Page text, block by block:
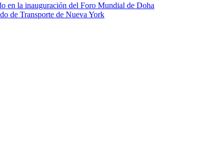
en la inauguración del Foro Mundial de Doha
de Transporte de Nueva York